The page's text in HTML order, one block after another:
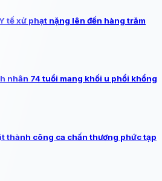
tế xử phạt nặng lên đến hàng trăm
nhân 74 tuổi mang khối u phổi khổng
thành công ca chấn thương phức tạp